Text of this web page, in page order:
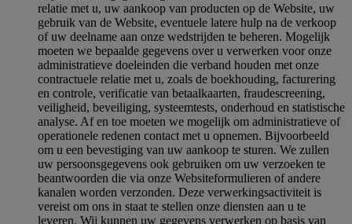
relatie met u, uw aankoop van producten op de Website, uw
gebruik van de Website, eventuele latere hulp na de verkoop
of uw deelname aan onze wedstrijden te beheren. Mogelijk
moeten we bepaalde gegevens over u verwerken voor onze
administratieve doeleinden die verband houden met onze
contractuele relatie met u, zoals de boekhouding, facturering
en controle, verificatie van betaalkaarten, fraudescreening,
veiligheid, beveiliging, systeemtests, onderhoud en statistische
analyse. Af en toe moeten we mogelijk om administratieve of
operationele redenen contact met u opnemen. Bijvoorbeeld
om u een bevestiging van uw aankoop te sturen. We zullen
uw persoonsgegevens ook gebruiken om uw verzoeken te
beantwoorden die via onze Websiteformulieren of andere
kanalen worden verzonden. Deze verwerkingsactiviteit is
vereist om ons in staat te stellen onze diensten aan u te
leveren. Wij kunnen uw gegevens verwerken op basis van